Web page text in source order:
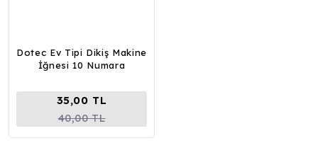
Dotec Ev Tipi Dikiş Makine
İğnesi 10 Numara
35,00 TL
40,00 TL